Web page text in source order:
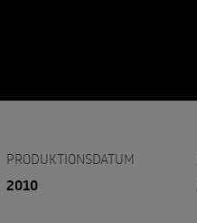
PRODUKTIONSDATUM
2010